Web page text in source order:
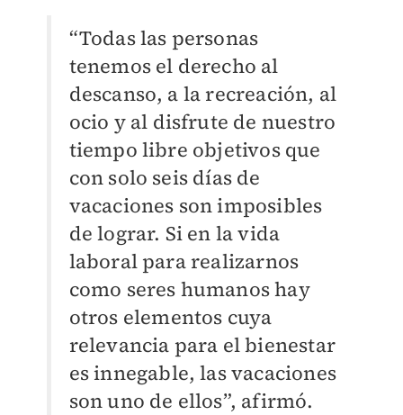
“Todas las personas
tenemos el derecho al
descanso, a la recreación, al
ocio y al disfrute de nuestro
tiempo libre objetivos que
con solo seis días de
vacaciones son imposibles
de lograr. Si en la vida
laboral para realizarnos
como seres humanos hay
otros elementos cuya
relevancia para el bienestar
es innegable, las vacaciones
son uno de ellos”, afirmó.